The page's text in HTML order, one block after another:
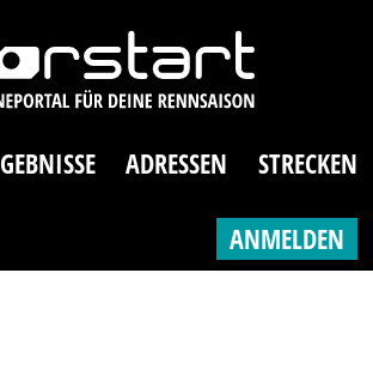
ADRESSEN STRECKEN
ANMELDEN